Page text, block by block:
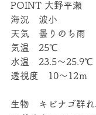
POINT 大野平瀬
海況　波小
天気　曇りのち雨
気温　25℃
水温　23.5～25.9℃
透視度　10～12ｍ
生物　キビナゴ群